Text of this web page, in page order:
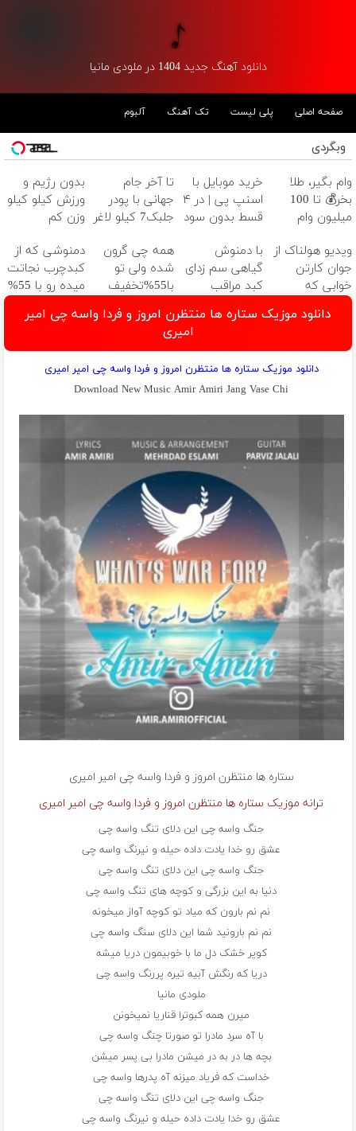
دانلود آهنگ جدید 1404 در ملودی مانیا
صفحه اصلی پلی لیست تک آهنگ آلبوم
وبگردی
وام بگیر، طلا
بخر💰 تا 100
میلیون وام
ضامن
خرید موبایل با
اسنپ پی | در ۴
قسط بدون سود
تا آخر جام
جهانی با پودر
جلبک7 کیلو لاغر
بدون رژیم و
ورزش کیلو کیلو
وزن کم
امشب)
ویدیو هولناک از
جوان کارتن
خوابی که
میلیاردر شد.
آموزش رایگان
با دمنوش
گیاهی سم زدای
کبد مراقب
باش+تخفیف
همه چی گرون
شده ولی تو
با55%تخفیف
پاکسازی کن
دمنوشی که از
کبدچرب نجاتت
میده رو با 55%
دانلود موزیک ستاره ها منتظرن امروز و فردا واسه چی امیر
امیری
دانلود موزیک ستاره ها منتظرن امروز و فردا واسه چی امیر امیری
Download New Music Amir Amiri Jang Vase Chi
ستاره ها منتظرن امروز و فردا واسه چی امیر امیری
ترانه موزیک ستاره ها منتظرن امروز و فردا واسه چی امیر امیری
جنگ واسه چی این دلای تنگ واسه چی
عشق رو خدا یادت داده حیله و نیرنگ واسه چی
جنگ واسه چی این دلای تنگ واسه چی
دنیا به این بزرگی و کوچه های تنگ واسه چی
نم نم بارون که میاد تو کوچه آواز میخونه
نم نم بارونید شما این دلای سنگ واسه چی
کویر خشک دل ما با خوبیمون دریا میشه
دریا که رنگش آبیه تیره پررنگ واسه چی
ملودی مانیا
میرن همه کبوترا قناریا نمیخونن
با آه سرد مادرا تو صورتا چنگ واسه چی
بچه ها در به در میشن مادرا بی پسر میشن
خداست که فریاد میزنه آه پدرها واسه چی
جنگ واسه چی این دلای تنگ واسه چی
عشق رو خدا یادت داده حیله و نیرنگ واسه چی